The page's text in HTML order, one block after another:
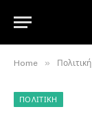
Home » Πολιτική
ΠΟΛΙΤΙΚΉ